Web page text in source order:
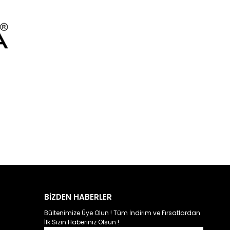
BİZDEN HABERLER
Bültenimize Üye Olun ! Tüm İndirim ve Fırsatlardan
İlk Sizin Haberiniz Olsun !